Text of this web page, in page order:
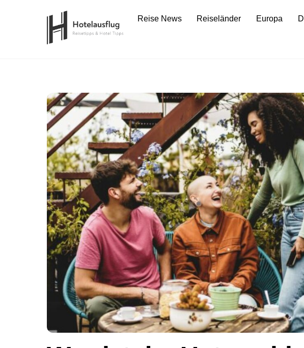
Reise News Reiseländer Europa